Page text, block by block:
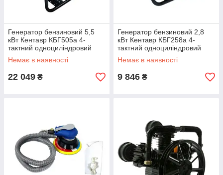
Генератор бензиновий 5,5
кВт Кентавр КБГ505а 4-
тактний одноциліндровий
Ручний стартер
Немає в наявності
22 049 ₴
Генератор бензиновий 2,8
кВт Кентавр КБГ258а 4-
тактний одноциліндровий
Немає в наявності
9 846 ₴